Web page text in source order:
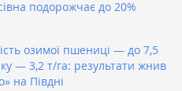
подорожчає до 20%
озимої пшениці — до 7,5
— 3,2 т/га: результати жнив
на Півдні